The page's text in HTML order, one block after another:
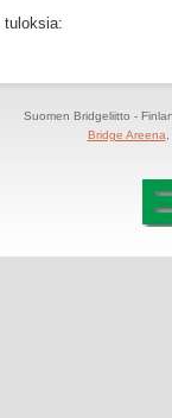
tuloksia:
Suomen Bridgeliitto -
Bridge Areena